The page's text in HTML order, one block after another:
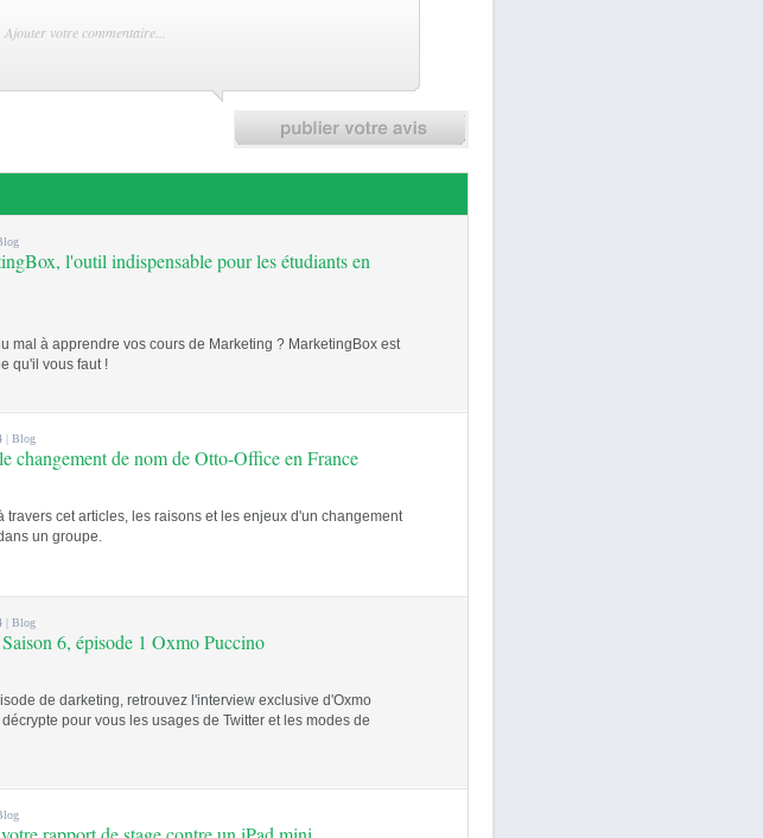
l'outil indispensable pour les étudiants en
mal à apprendre vos cours de Marketing ? MarketingBox est
qu'il vous faut !
| Blog
changement de nom de Otto-Office en France
travers cet articles, les raisons et les enjeux d'un changement
un groupe.
| Blog
6, épisode 1 Oxmo Puccino
de darketing, retrouvez l'interview exclusive d'Oxmo
pour vous les usages de Twitter et les modes de